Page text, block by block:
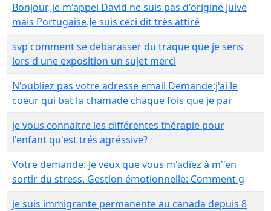
Bonjour, je m'appel David ne suis pas d'origine Juive
mais Portugaise.Je suis ceci dit très attiré
svp comment se debarasser du traque que je sens
lors d une exposition un sujet merci
N'oubliez pas votre adresse email Demande:j'ai le
coeur qui bat la chamade chaque fois que je par
je vous connaitre les différentes thérapie pour
l'enfant qu'est trés agréssive?
Votre demande: Je veux que vous m'adiez à m''en
sortir du stress. Gestion émotionnelle: Comment g
je suis immigrante permanente au canada depuis 8